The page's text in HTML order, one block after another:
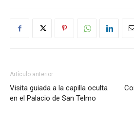
Artículo anterior
Visita guiada a la capilla oculta
en el Palacio de San Telmo